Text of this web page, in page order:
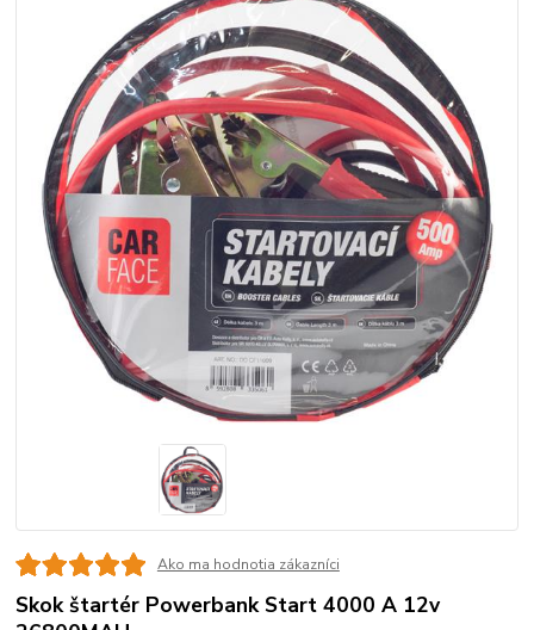
Ako ma hodnotia zákazníci
Skok štartér Powerbank Start 4000 A 12v